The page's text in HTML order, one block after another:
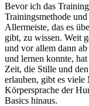
Bevor ich das
Trainingsmethode
Allermeiste, das es
gibt, zu wissen. Weit
und vor allem dann
und lernen konnte,
Zeit, die Stille und
erlauben, gibt es
Körpersprache der
Basics hinaus.